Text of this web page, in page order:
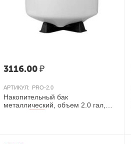
3116.00₽
АРТИКУЛ: PRO-2.0
Накопительный бак
металлический, объем 2.0 гал,